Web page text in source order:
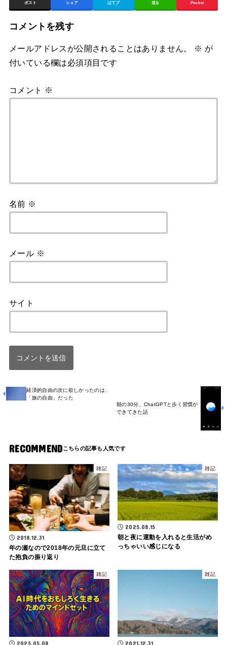
ポスト シェア はてブ 送る Pocket
コメントを残す
メールアドレスが公開されることはありません。 ※ が
付いている欄は必須項目です
コメント ※
名前 ※
メール ※
サイト
経済的自由の次に欲しかったのは、
「旅の自由」だった
朝の30分、ChatGPTと歩く習慣が
できてきた話
RECOMMEND
雑記
2018.12.31
年の瀬なので2018年の元旦に立て
た抱負の振り返り
雑記
2025.08.15
朝と夜に運動を入れると生活がめ
っちゃいい感じになる
雑記
2025.05.08
雑記
2021.12.31